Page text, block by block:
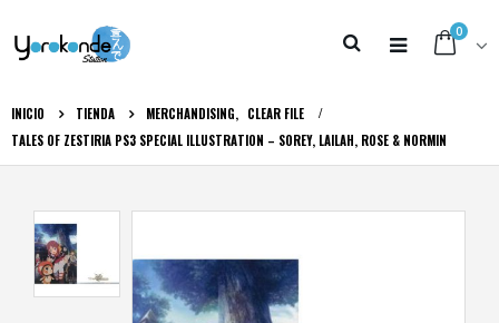
0
INICIO TIENDA MERCHANDISING, CLEAR FILE
TALES OF ZESTIRIA PS3 SPECIAL ILLUSTRATION – SOREY, LAILAH, ROSE & NORMIN